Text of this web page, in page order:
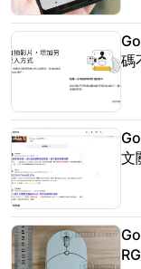
碼
文